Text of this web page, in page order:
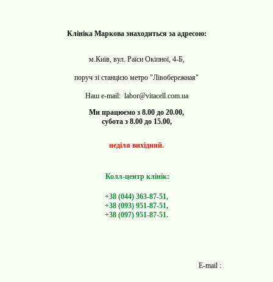
Клініка Маркова знаходиться за адресою:
м.Київ, вул. Раїси Окіпної, 4-Б,
поруч зі станцією метро "Лівобережная"
Наш e-mail: labor@vitacell.com.ua
Ми працюємо з 8.00 до 20.00,
субота з 8.00 до 15.00,
неділя вихідний.
Колл-центр клінік:
+38 (044) 363-87-51,
+38 (093) 951-87-51,
+38 (097) 951-87-51.
E-mail :